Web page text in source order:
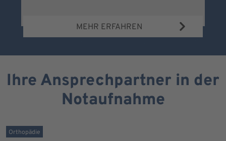
MEHR ERFAHREN
Ihre Ansprechpartner in der
Notaufnahme
Orthopädie